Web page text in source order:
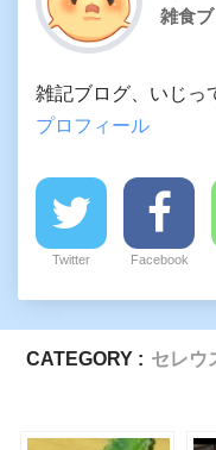
雑食
雑記ブログ、いじっ
プロフィール
Twitter Facebook
CATEGORY : セレウ